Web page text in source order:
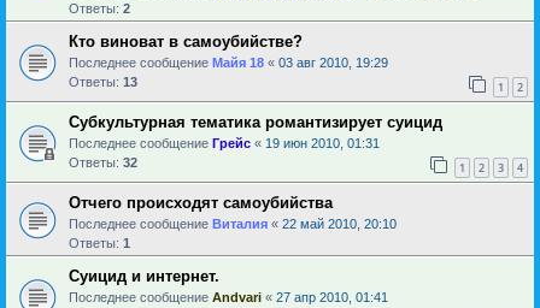
Ответы: 2
Кто виноват в самоубийстве?
Последнее сообщение Майя 18 « 03 авг 2010, 19:29
Ответы: 13 1 2
Субкультурная тематика романтизирует суицид
Последнее сообщение Грейс « 19 июн 2010, 01:31
Ответы: 32 1 2 3 4
Отчего происходят самоубийства
Последнее сообщение Виталия « 22 май 2010, 20:10
Ответы: 1
Суицид и интернет.
Последнее сообщение Andvari « 27 апр 2010, 01:41